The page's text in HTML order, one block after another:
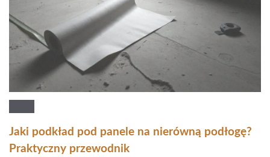
Jaki podkład pod panele na nierówną podłogę?
Praktyczny przewodnik